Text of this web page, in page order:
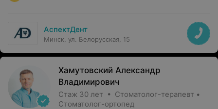
АспектДент
Минск, ул. Белорусская, 15
Хамутовский Александр
Владимирович
Стаж 30 лет • Стоматолог-терапевт •
Стоматолог-ортопед